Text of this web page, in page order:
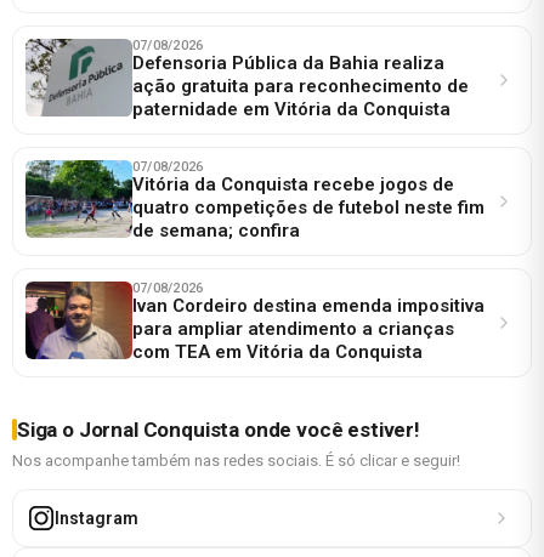
07/08/2026
Defensoria Pública da Bahia realiza
ação gratuita para reconhecimento de
paternidade em Vitória da Conquista
07/08/2026
Vitória da Conquista recebe jogos de
quatro competições de futebol neste fim
de semana; confira
07/08/2026
Ivan Cordeiro destina emenda impositiva
para ampliar atendimento a crianças
com TEA em Vitória da Conquista
Siga o Jornal Conquista onde você estiver!
Nos acompanhe também nas redes sociais. É só clicar e seguir!
Instagram